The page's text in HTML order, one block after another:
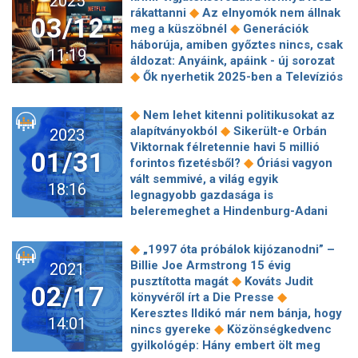
Kabai Andris: "Látni sem akarom Dávid
Petrát"
beutazási feltételei ◆ 63 évesen
elhunyt Gajdos József ◆
Négy
zenekar képviseli hazánkat Dél-
Koreában, a Jarasum Jazz
Fesztiválon ◆Így húzta el a rockzene
a vasfüggönyt: Elton John-turné a
csellel próbálja leleplezni Nóri titkát
◆Keresztes Ildikó: Már gyerekként
nagyon makacs voltam, igazi
oroszlán-sárkány◆ Oláh Gergő
felesége, Niki: "Menstruációs
szegénységben éltem"
03/12
11:19
rákattanni ◆ Az elnyomók nem állnak
meg a küszöbnél ◆ Generációk
háborúja, amiben győztes nincs, csak
áldozat: Anyáink, apáink - új sorozat
◆ Ők nyerhetik 2025-ben a Televíziós
filmje lett a legjobb fantasztikus
rövidfilm a Fantasportón◆ A könyvelő
2. simán felülmúlja az első részt –
állítják a kritikusok◆Hetven éve
hallgat Charlie Parker szaxofonja ◆
Tévénézettség: megnéztük, mennyire
verte el a Hunyadi A mi kis falunkat
„Nem tudsz nem önazonosan futni” –
◆ Pierre Pevel: Ambremer titkai◆
Keresztes Ildikó: "Rám borult a
sötétség"
2023
01/31
18:16
◆ Nem lehet kitenni politikusokat az
alapítványokból ◆ Sikerült-e Orbán
Viktornak félretennie havi 5 millió
forintos fizetésből? ◆ Óriási vagyon
vált semmivé, a világ egyik
legnagyobb gazdasága is
beleremeghet a Hindenburg-Adani
Zelenszkijhez
◆ Orbán Viktor is
véleményt mondott Erasmus-ügyben
◆ Emlékeztek még Baricz Gergőre?
Alig lehet felismerni a 2011-es X-
Faktor jóképű énekesét
◆ Miért
rúgnak ki mindenhonnan mindenkit?
◆ A csehek isszák a legtöbb alkoholt
az EU-ban◆ A német módszertan
2021
02/17
14:01
◆ „1997 óta próbálok kijózanodni” –
Billie Joe Armstrong 15 évig
pusztította magát ◆ Kováts Judit
könyvéről írt a Die Presse ◆
Keresztes Ildikó már nem bánja, hogy
nincs gyereke ◆ Közönségkedvenc
gyilkológép: Hány embert ölt meg